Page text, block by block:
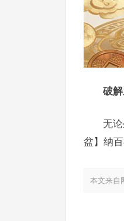
破
无
盆】纳
本文来自